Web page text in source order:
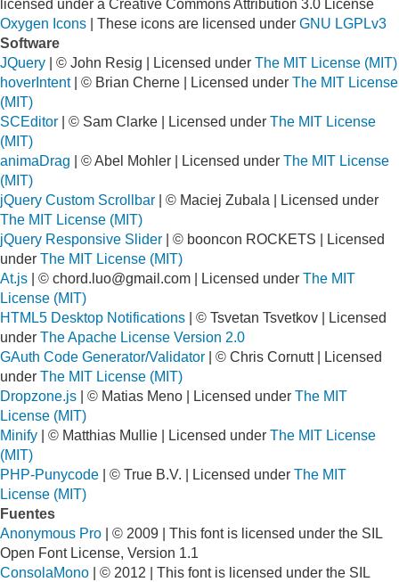
licensed under a Creative Commons Attribution 3.0 License
Oxygen Icons | These icons are licensed under GNU LGPLv3
Software
JQuery | © John Resig | Licensed under The MIT License (MIT)
hoverIntent| © Brian Cherne | Licensed under The MIT License
(MIT)
SCEditor | © Sam Clarke | Licensed under The MIT License
(MIT)
animaDrag | © Abel Mohler | Licensed under The MIT License
(MIT)
jQuery Custom Scrollbar | © Maciej Zubala | Licensed under
The MIT License (MIT)
jQuery Responsive Slider | © booncon ROCKETS | Licensed
under The MIT License (MIT)
At.js | © chord.luo@gmail.com | Licensed under The MIT
License (MIT)
HTML5 Desktop Notifications | © Tsvetan Tsvetkov | Licensed
under The Apache License Version 2.0
GAuth Code Generator/Validator | © Chris Cornutt | Licensed
under The MIT License (MIT)
Dropzone.js | © Matias Meno | Licensed under The MIT
License (MIT)
Minify | © Matthias Mullie | Licensed under The MIT License
(MIT)
PHP-Punycode | © True B.V. | Licensed under The MIT
License (MIT)
Fuentes
Anonymous Pro | © 2009 | This font is licensed under the SIL
Open Font License, Version 1.1
ConsolaMono | © 2012 | This font is licensed under the SIL